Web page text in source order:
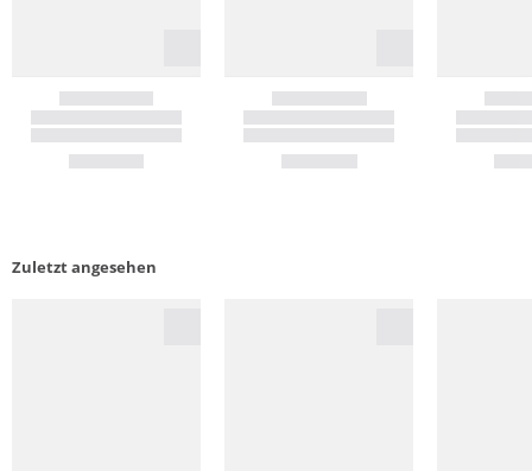
Zuletzt angesehen